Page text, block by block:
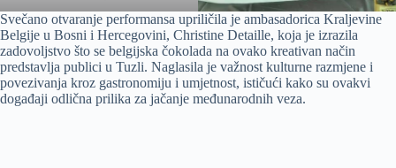
Svečano otvaranje performansa upriličila je ambasadorica Kraljevine
Belgije u Bosni i Hercegovini, Christine Detaille, koja je izrazila
zadovoljstvo što se belgijska čokolada na ovako kreativan način
predstavlja publici u Tuzli. Naglasila je važnost kulturne razmjene i
povezivanja kroz gastronomiju i umjetnost, ističući kako su ovakvi
događaji odlična prilika za jačanje međunarodnih veza.